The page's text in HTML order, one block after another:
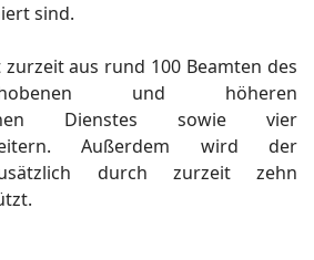
sind.
aus rund 100 Beamten des
und höheren
Dienstes sowie vier
Außerdem wird der
durch zurzeit zehn